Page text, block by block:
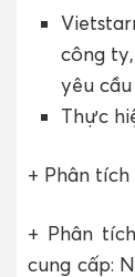
công
yêu
Thực
+ Phân
+ Phân
cung cấp: